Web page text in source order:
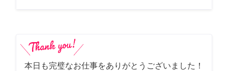
本日も完璧なお仕事をありがとうございました！